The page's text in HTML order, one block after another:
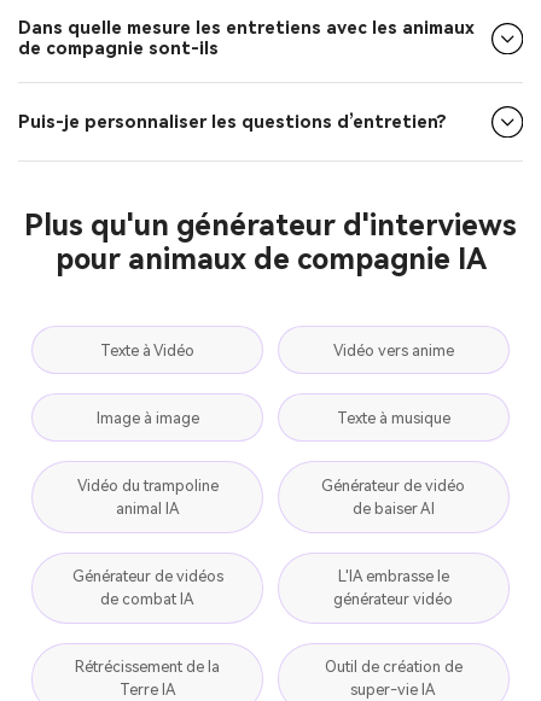
Dans quelle mesure les entretiens avec les animaux
de compagnie sont-ils
Puis-je personnaliser les questions d’entretien?
Plus qu'un générateur d'interviews
pour animaux de compagnie IA
Texte à Vidéo Vidéo vers anime
Image à image Texte à musique
Vidéo du trampoline
animal IA
Générateur de vidéo
de baiser AI
Générateur de vidéos
de combat IA
L'IA embrasse le
générateur vidéo
Rétrécissement de la
Terre IA
Outil de création de
super-vie IA